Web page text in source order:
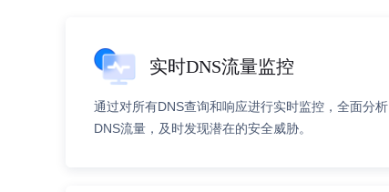
实时DNS流量监控
通过对所有DNS查询和响应进行实时监控，全面分析
DNS流量，及时发现潜在的安全威胁。